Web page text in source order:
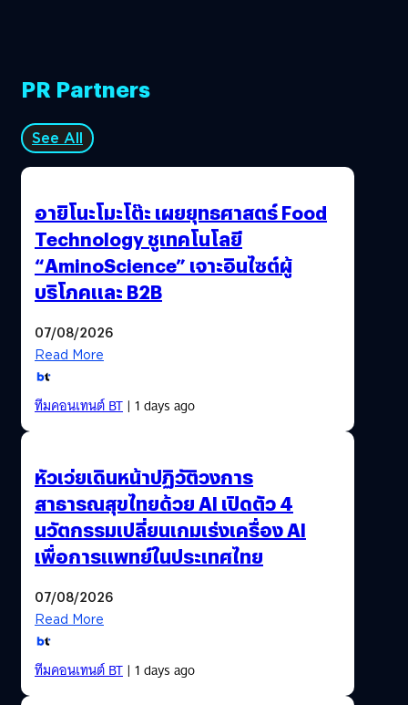
PR Partners
See All
อายิโนะโมะโต๊ะ เผยยุทธศาสตร์ Food
Technology ชูเทคโนโลยี
“AminoScience” เจาะอินไซต์ผู้
บริโภคและ B2B
07/08/2026
Read More
ทีมคอนเทนต์ BT| 1 days ago
หัวเว่ยเดินหน้าปฏิวัติวงการ
สาธารณสุขไทยด้วย AI เปิดตัว 4
นวัตกรรมเปลี่ยนเกมเร่งเครื่อง AI
เพื่อการแพทย์ในประเทศไทย
07/08/2026
Read More
ทีมคอนเทนต์ BT| 1 days ago